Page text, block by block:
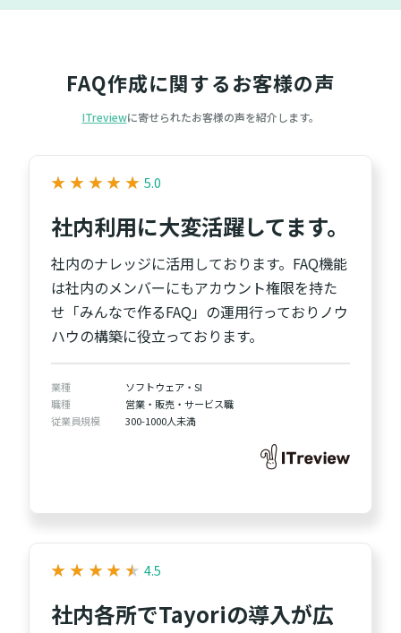
FAQ作成に関するお客様の声
ITreviewに寄せられたお客様の声を紹介します。
★
★ ★
★ ★
★ ★
★ ★
★ 5.0
社内利用に大変活躍してます。
社内のナレッジに活用しております。FAQ機能
は社内のメンバーにもアカウント権限を持た
せ「みんなで作るFAQ」の運用行っておりノウ
ハウの構築に役立っております。
業種
ソフトウェア・SI
職種
営業・販売・サービス職
従業員規模
300-1000人未満
★
★ ★
★ ★
★ ★
★ ★
★ 4.5
社内各所でTayoriの導入が広